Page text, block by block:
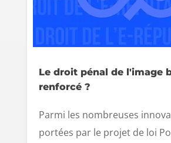
Le droit pénal de l'image
renforcé ?
Parmi les nombreuses
portées par le projet de loi